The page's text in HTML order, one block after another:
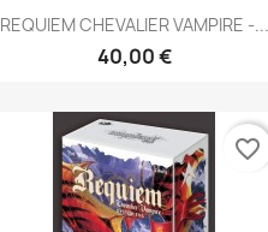
Aperçu rapide
REQUIEM CHEVALIER VAMPIRE -...
40,00 €
favorite_border